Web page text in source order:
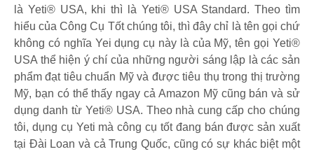
là Yeti® USA, khi thì là Yeti® USA Standard. Theo tìm
hiểu của Công Cụ Tốt chúng tôi, thì đây chỉ là tên gọi chứ
không có nghĩa Yei dụng cụ này là của Mỹ, tên gọi Yeti®
USA thể hiện ý chí của những người sáng lập là các sản
phẩm đạt tiêu chuẩn Mỹ và được tiêu thụ trong thị trường
Mỹ, bạn có thể thấy ngay cả Amazon Mỹ cũng bán và sử
dụng danh từ Yeti® USA. Theo nhà cung cấp cho chúng
tôi, dụng cụ Yeti mà công cụ tốt đang bán được sản xuất
tại Đài Loan và cả Trung Quốc, cũng có sự khác biệt một